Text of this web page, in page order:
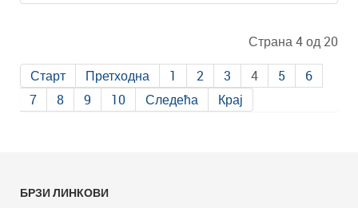
Страна 4 од 20
Старт
Претходна 1 2 3 4 5
6
7
8 9 10 Следећа Крај
БРЗИ ЛИНКОВИ